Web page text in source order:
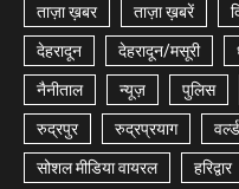
ताज़ा ख़बर ताज़ा ख़बरें
देहरादून देहरादून/मसूरी
नैनीताल न्यूज़ पुलिस
रुद्रपुर रुद्रप्रयाग
सोशल मीडिया वायरल हरिद्वार